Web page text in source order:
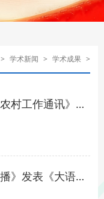
> 学术新闻 > 学术成果 >
振兴国际合作的重要意义与实践路径》
下国际传播效果评价创新路径》